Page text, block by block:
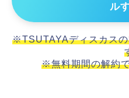
ル
※TSUTAYAディスカス
※無料期間の解約